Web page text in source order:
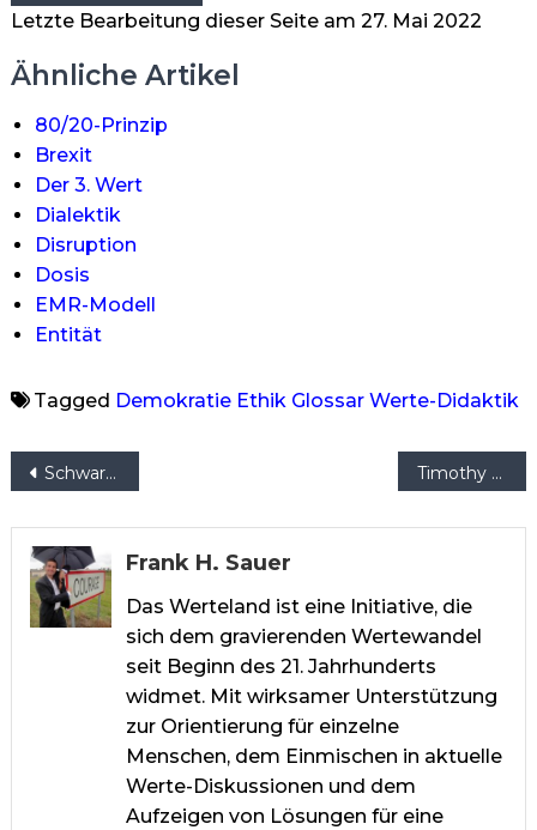
Letzte Bearbeitung dieser Seite am 27. Mai 2022
Ähnliche Artikel
80/20-Prinzip
Brexit
Der 3. Wert
Dialektik
Disruption
Dosis
EMR-Modell
Entität
Tagged Demokratie Ethik Glossar Werte-Didaktik
Beitragsnavigation
Schwarmintelligenz Timothy Gallwey
Frank H. Sauer
Das Werteland ist eine Initiative, die
sich dem gravierenden Wertewandel
seit Beginn des 21. Jahrhunderts
widmet. Mit wirksamer Unterstützung
zur Orientierung für einzelne
Menschen, dem Einmischen in aktuelle
Werte-Diskussionen und dem
Aufzeigen von Lösungen für eine